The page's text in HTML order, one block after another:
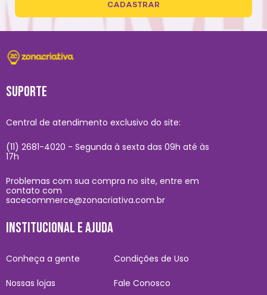
CADASTRAR
SUPORTE
Central de atendimento exclusivo do site:
(11) 2681-4020 - Segunda à sexta das 09h até às
17h
Problemas com sua compra no site, entre em
contato com
sacecommerce@zonacriativa.com.br
INSTITUCIONAL E AJUDA
Conheça a gente
Nossas lojas
Condições de Uso
Fale Conosco